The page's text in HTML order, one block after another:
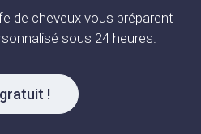
de cheveux vous préparent
sous 24 heures.
!